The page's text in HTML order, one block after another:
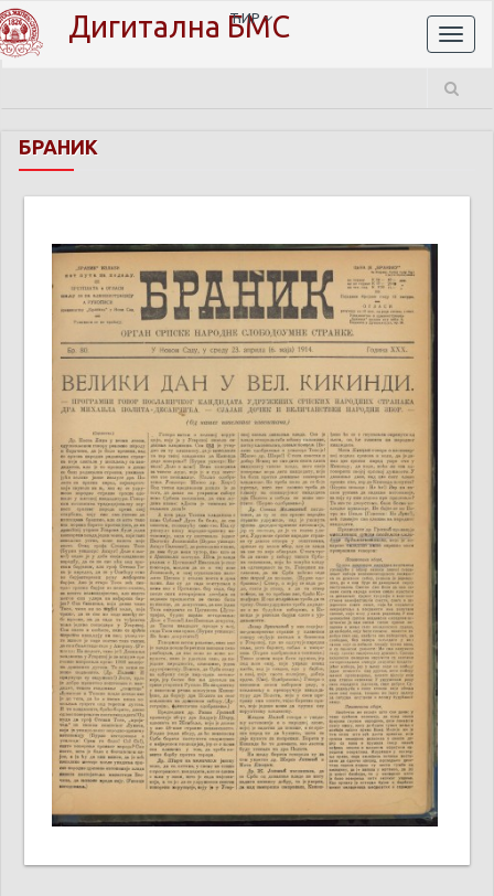
Дигитална БМС
ЋИР
БРАНИК